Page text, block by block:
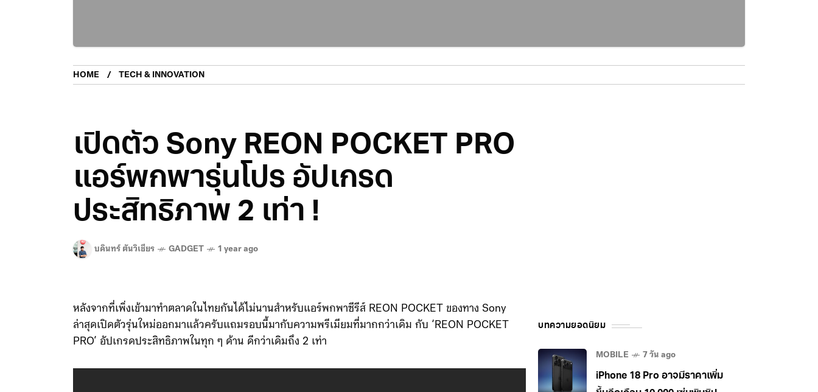
HOME TECH & INNOVATION
เปิดตัว Sony REON POCKET PRO
แอร์พกพารุ่นโปร อัปเกรด
ประสิทธิภาพ 2 เท่า !
บดินทร์ ตันวิเชียร GADGET 1 year ago
หลังจากที่เพิ่งเข้ามาทำตลาดในไทยกันได้ไม่นานสำหรับแอร์พกพาซีรีส์ REON POCKET ของทาง Sony
ล่าสุดเปิดตัวรุ่นใหม่ออกมาแล้วครับแถมรอบนี้มากับความพรีเมียมที่มากกว่าเดิม กับ ‘REON POCKET
PRO’ อัปเกรดประสิทธิภาพในทุก ๆ ด้าน ดีกว่าเดิมถึง 2 เท่า
บทความยอดนิยม
MOBILE 7 วัน ago
iPhone 18 Pro อาจมีราคาเพิ่ม